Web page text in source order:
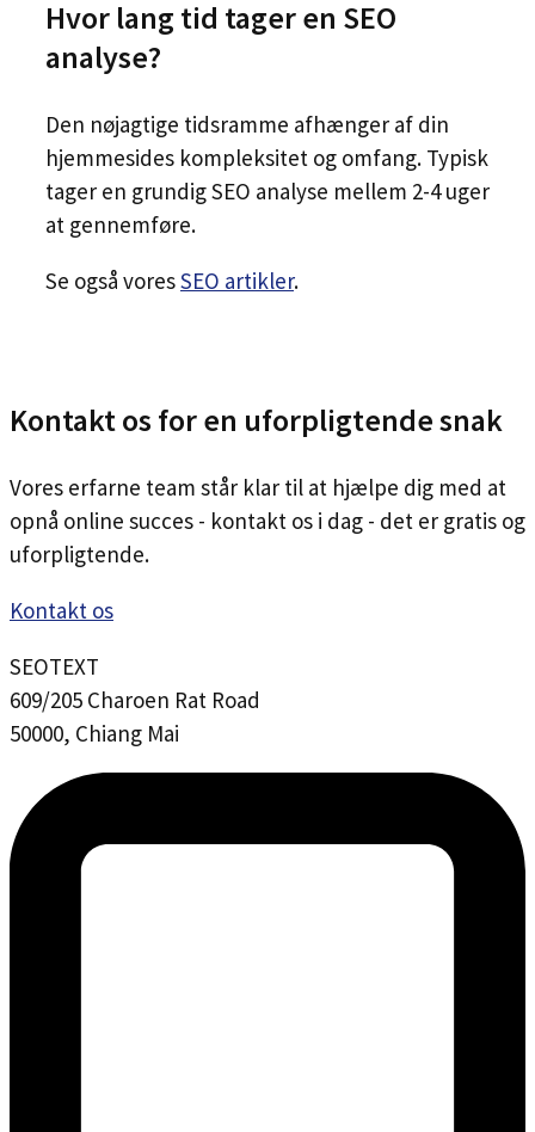
Hvor lang tid tager en SEO
analyse?
Den nøjagtige tidsramme afhænger af din
hjemmesides kompleksitet og omfang. Typisk
tager en grundig SEO analyse mellem 2-4 uger
at gennemføre.
Se også voresSEO artikler.
Kontakt os for en uforpligtende snak
Vores erfarne team står klar til at hjælpe dig med at
opnå online succes - kontakt os i dag - det er gratis og
uforpligtende.
Kontakt os
SEOTEXT
609/205 Charoen Rat Road
50000, Chiang Mai